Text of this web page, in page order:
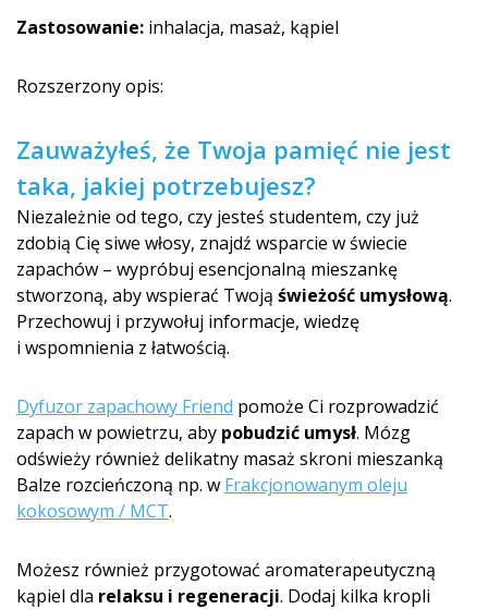
Zastosowanie: inhalacja, masaż, kąpiel
Rozszerzony opis:
Zauważyłeś, że Twoja pamięć nie jest
taka, jakiej potrzebujesz?
Niezależnie od tego, czy jesteś studentem, czy już
zdobią Cię siwe włosy, znajdź wsparcie w świecie
zapachów – wypróbuj esencjonalną mieszankę
stworzoną, aby wspierać Twoją świeżość umysłową.
Przechowuj i przywołuj informacje, wiedzę
i wspomnienia z łatwością.
Dyfuzor zapachowy Friend pomoże Ci rozprowadzić
zapach w powietrzu, aby pobudzić umysł. Mózg
odświeży również delikatny masaż skroni mieszanką
Balze rozcieńczoną np. w Frakcjonowanym oleju
kokosowym / MCT.
Możesz również przygotować aromaterapeutyczną
kąpiel dla relaksu i regeneracji. Dodaj kilka kropli